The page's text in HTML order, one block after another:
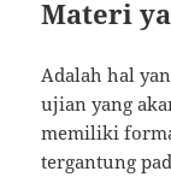
Materi
Adalah hal
ujian yang
memiliki
tergantung